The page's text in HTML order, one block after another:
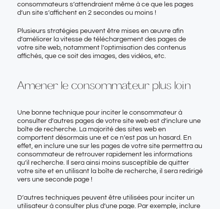
consommateurs s’attendraient même à ce que les pages
d’un site s’affichent en 2 secondes ou moins !
Plusieurs stratégies peuvent être mises en œuvre afin
d’améliorer la vitesse de téléchargement des pages de
votre site web, notamment l’optimisation des contenus
affichés, que ce soit des images, des vidéos, etc.
Amener le consommateur plus loin
Une bonne technique pour inciter le consommateur à
consulter d’autres pages de votre site web est d’inclure une
boîte de recherche. La majorité des sites web en
comportent désormais une et ce n’est pas un hasard. En
effet, en inclure une sur les pages de votre site permettra au
consommateur de retrouver rapidement les informations
qu’il recherche. Il sera ainsi moins susceptible de quitter
votre site et en utilisant la boîte de recherche, il sera redirigé
vers une seconde page !
D’autres techniques peuvent être utilisées pour inciter un
utilisateur à consulter plus d’une page. Par exemple, inclure